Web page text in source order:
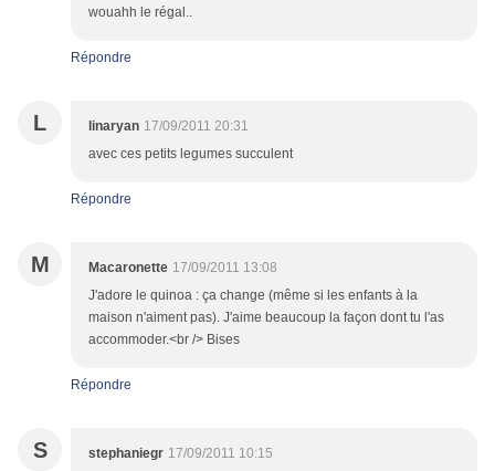
wouahh le régal..
Répondre
L linaryan 17/09/2011 20:31
avec ces petits legumes succulent
Répondre
M Macaronette 17/09/2011 13:08
J'adore le quinoa : ça change (même si les enfants à la
maison n'aiment pas). J'aime beaucoup la façon dont tu l'as
accommoder.<br /> Bises
Répondre
S stephaniegr 17/09/2011 10:15